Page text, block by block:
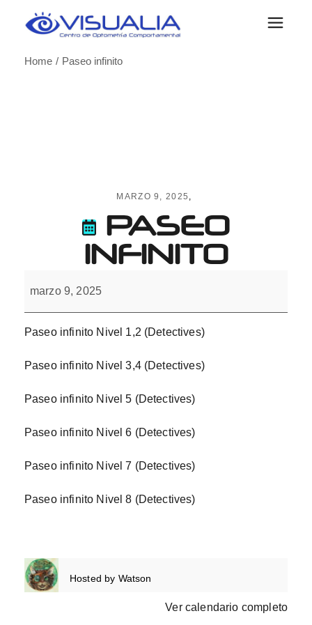
Home
Paseo infinito
MARZO 9, 2025
PASEO
INFINITO
infinito
marzo 9, 2025
Paseo infinito Nivel 1,2 (Detectives)
Paseo infinito Nivel 3,4 (Detectives)
Paseo infinito Nivel 5 (Detectives)
Paseo infinito Nivel 6 (Detectives)
Paseo infinito Nivel 7 (Detectives)
Paseo infinito Nivel 8 (Detectives)
Hosted by Watson
Ver calendario completo